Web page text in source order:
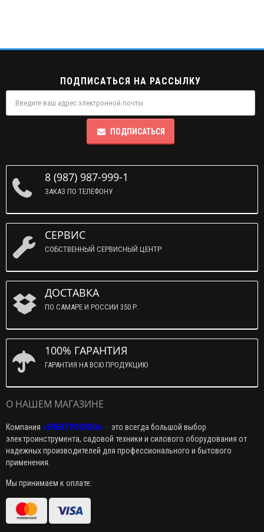
ПОДПИСАТЬСЯ НА РАССЫЛКУ
ПОДПИСАТЬСЯ
8 (987) 987-999-1
ЗАКАЗ ПО ТЕЛЕФОНУ
СЕРВИС
СОБСТВЕННЫЙ СЕРВИСНЫЙ ЦЕНТР
ДОСТАВКА
ПО САМАРЕ И РОССИИ 350 Р.
100% ГАРАНТИЯ
ГАРАНТИЯ НА ВСЮ ПРОДУКЦИЮ
О НАШЕМ МАГАЗИНЕ
Компания «ЭЛЕКТРОСИЛА» – это всегда большой выбор
электроинструмента, садовой техники и силового оборудования от
надежных производителей для профессионального и бытового
применения.
Мы принимаем к оплате: